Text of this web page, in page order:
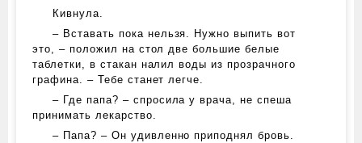
Кивнула.
– Вставать пока нельзя. Нужно выпить вот
это, – положил на стол две большие белые
таблетки, в стакан налил воды из прозрачного
графина. – Тебе станет легче.
– Где папа? – спросила у врача, не спеша
принимать лекарство.
– Папа? – Он удивленно приподнял бровь.